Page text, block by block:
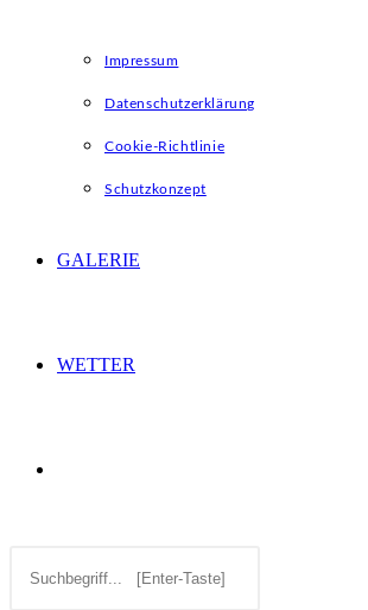
Impressum
Datenschutzerklärung
Cookie-Richtlinie
Schutzkonzept
GALERIE
WETTER
SUCHE
Diese